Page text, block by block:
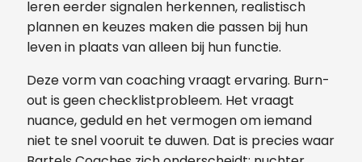
leren eerder signalen herkennen, realistisch
plannen en keuzes maken die passen bij hun
leven in plaats van alleen bij hun functie.
Deze vorm van coaching vraagt ervaring. Burn-
out is geen checklistprobleem. Het vraagt
nuance, geduld en het vermogen om iemand
niet te snel vooruit te duwen. Dat is precies waar